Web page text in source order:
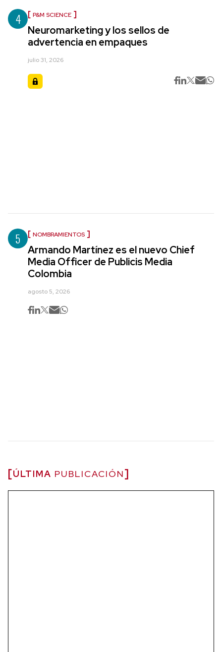
4 P&M SCIENCE
Neuromarketing y los sellos de
advertencia en empaques
julio 31, 2026
5 NOMBRAMIENTOS
Armando Martínez es el nuevo Chief
Media Officer de Publicis Media
Colombia
agosto 5, 2026
ÚLTIMA PUBLICACIÓN